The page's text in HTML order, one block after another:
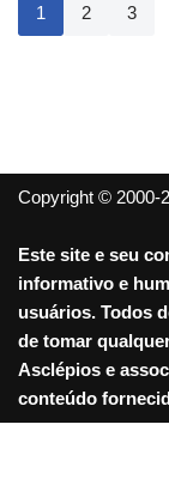
1 2 3
Copyright © 2000-
Este site e seu
informativo e
usuários. Todos
de tomar
Asclépios e
conteúdo